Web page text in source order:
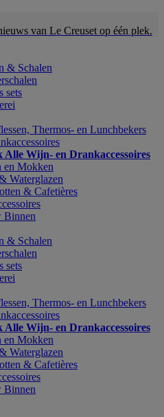
van Le Creuset op één plek.
& Schalen
sets
Thermos- en Lunchbekers
Alle Wijn- en Drankaccessoires
en Mokken
Waterglazen
& Cafetières
Binnen
& Schalen
sets
Thermos- en Lunchbekers
Alle Wijn- en Drankaccessoires
en Mokken
Waterglazen
& Cafetières
Binnen